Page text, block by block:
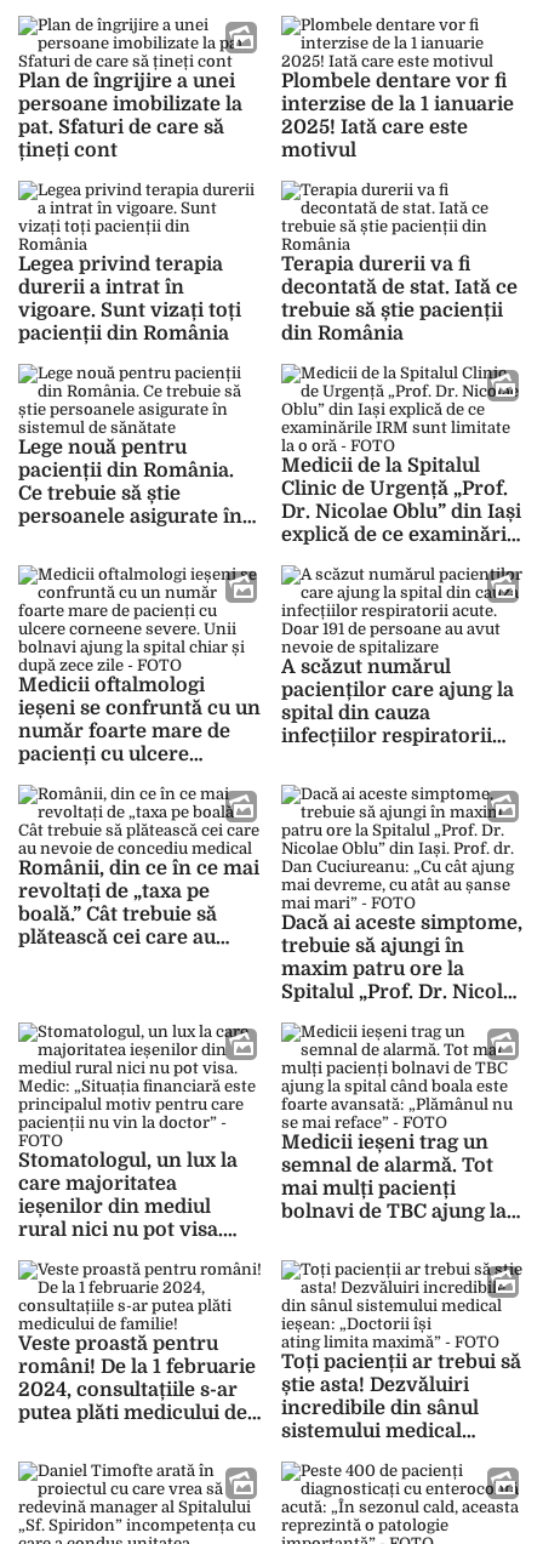
din numărul de pacienți
din spital sunt
diagnosticați cu această
boală”
Plan de îngrijire a unei
persoane imobilizate la
pat. Sfaturi de care să
țineți cont
Plombele dentare vor fi
interzise de la 1 ianuarie
2025! Iată care este
motivul
Legea privind terapia
durerii a intrat în
vigoare. Sunt vizați toți
pacienții din România
Terapia durerii va fi
decontată de stat. Iată ce
trebuie să știe pacienții
din România
Lege nouă pentru
pacienții din România.
Ce trebuie să știe
persoanele asigurate în
Medicii de la Spitalul
Clinic de Urgență „Prof.
Dr. Nicolae Oblu” din Iași
explică de ce examinările
– FOTO
Medicii oftalmologi
ieșeni se confruntă cu un
număr foarte mare de
pacienți cu ulcere
bolnavi ajung la spital
chiar și după zece zile –
FOTO
A scăzut numărul
pacienților care ajung la
spital din cauza
infecțiilor respiratorii
persoane au avut nevoie
de spitalizare
Românii, din ce în ce mai
revoltați de „taxa pe
boală.” Cât trebuie să
plătească cei care au
Dacă ai aceste simptome,
trebuie să ajungi în
maxim patru ore la
Spitalul „Prof. Dr. Nicolae
Dan Cuciureanu: „Cu cât
ajung mai devreme, cu
atât au șanse mai mari” –
FOTO
Stomatologul, un lux la
care majoritatea
ieșenilor din mediul
rural nici nu pot visa.
financiară este
principalul motiv pentru
care pacienții nu vin la
doctor” – FOTO
Medicii ieșeni trag un
semnal de alarmă. Tot
mai mulți pacienți
bolnavi de TBC ajung la
foarte avansată:
„Plămânul nu se mai
reface” – FOTO
Veste proastă pentru
români! De la 1 februarie
2024, consultațiile s-ar
putea plăti medicului de
Toți pacienții ar trebui să
știe asta! Dezvăluiri
incredibile din sânul
sistemului medical
ating limita maximă” –
FOTO